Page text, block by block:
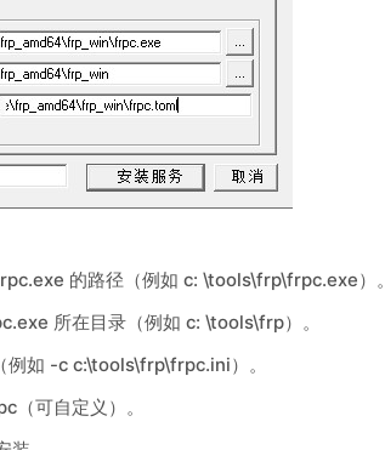
的路径（例如 c: \tools\frp\frpc.exe）。
所在目录（例如 c: \tools\frp）。
如 -c c:\tools\frp\frpc.ini）。
可自定义）。